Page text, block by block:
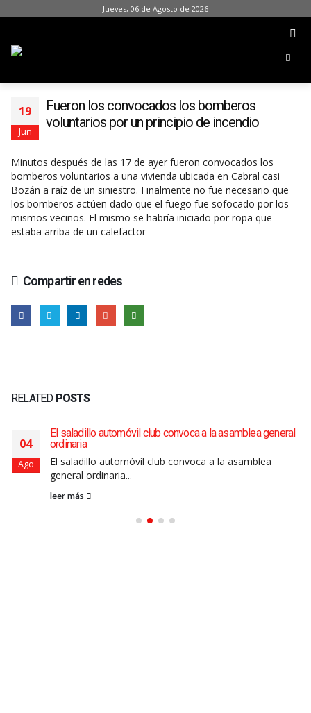
Jueves, 06 de Agosto de 2026
19
Jun
Fueron los convocados los bomberos
voluntarios por un principio de incendio
Minutos después de las 17 de ayer fueron convocados los
bomberos voluntarios a una vivienda ubicada en Cabral casi
Bozán a raíz de un siniestro. Finalmente no fue necesario que
los bomberos actúen dado que el fuego fue sofocado por los
mismos vecinos. El mismo se habría iniciado por ropa que
estaba arriba de un calefactor
Compartir en redes
RELATED POSTS
04
Ago
El saladillo automóvil club convoca a la asamblea general
ordinaria
El saladillo automóvil club convoca a la asamblea
general ordinaria...
leer más